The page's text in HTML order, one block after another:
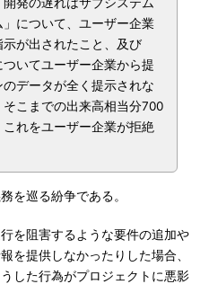
について、ユーザー企業
が出されたこと、及び
ついてユーザー企業から提
データが全く提示されな
こまでの出来高相当分700
れをユーザー企業が拒絶
を巡る紛争である。
を阻害するような要件の追加や
を提供しなかったりした場合、
した行為がプロジェクトに悪影